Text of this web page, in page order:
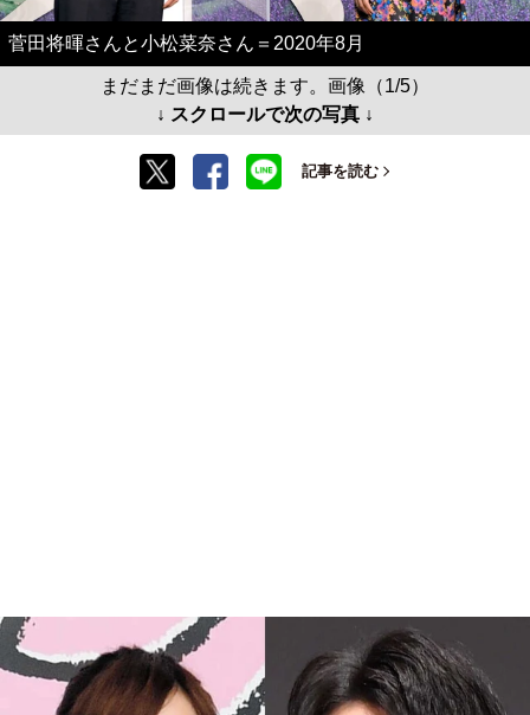
菅田将暉さんと小松菜奈さん＝2020年8月
まだまだ画像は続きます。画像（1/5）
↓ スクロールで次の写真 ↓
記事を読む